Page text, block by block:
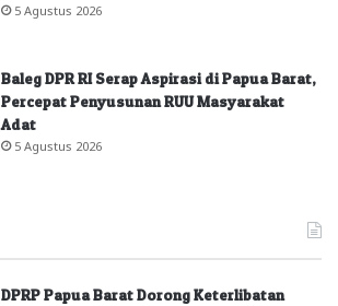
5 Agustus 2026
Baleg DPR RI Serap Aspirasi di Papua Barat,
Percepat Penyusunan RUU Masyarakat
Adat
5 Agustus 2026
DPRP Papua Barat Dorong Keterlibatan